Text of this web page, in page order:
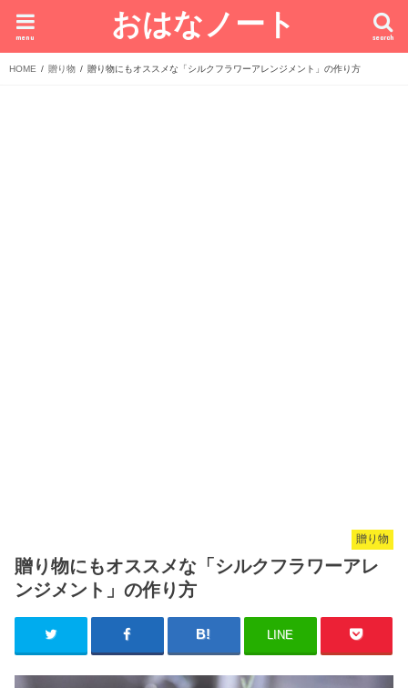
おはなノート search
menu
HOME 贈り物 贈り物にもオススメな「シルクフラワーアレンジメント」の作り方
贈り物
贈り物にもオススメな「シルクフラワーアレ
ンジメント」の作り方
LINE